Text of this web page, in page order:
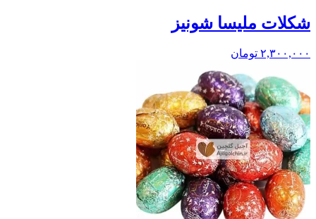
شکلات ملیسا شونیز
۲,۳۰۰,۰۰۰ تومان